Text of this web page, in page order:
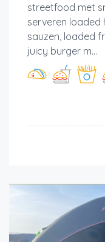
streetfood met
serveren loaded
sauzen, loaded
juicy burger m...